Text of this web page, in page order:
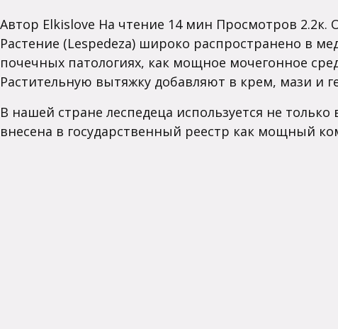
Автор Elkislove На чтение 14 мин Просмотров 2.2к.
Растение (Lespedeza) широко распространено в
почечных патологиях, как мощное мочегонное
Растительную вытяжку добавляют в крем, мази и
В нашей стране леспедеца используется не
внесена в государственный реестр как мощный